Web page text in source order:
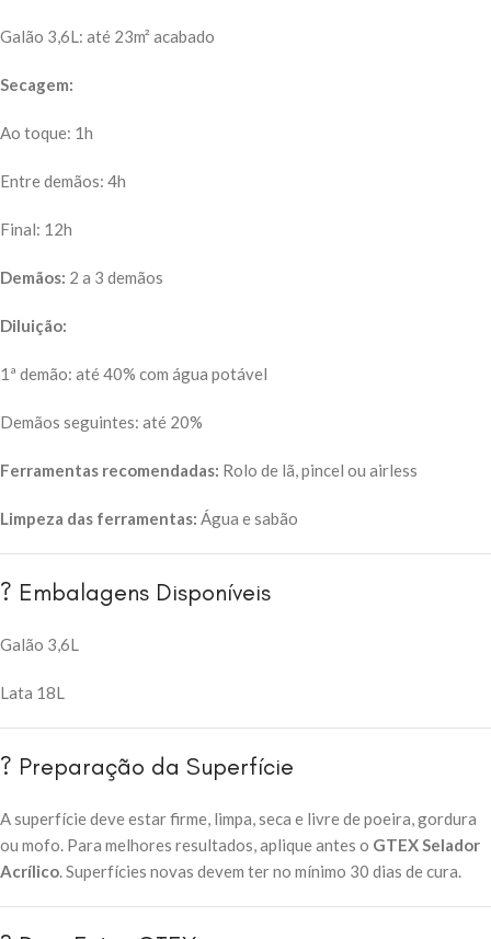
Galão 3,6L: até 23m² acabado
Secagem:
Ao toque: 1h
Entre demãos: 4h
Final: 12h
Demãos: 2 a 3 demãos
Diluição:
1ª demão: até 40% com água potável
Demãos seguintes: até 20%
Ferramentas recomendadas: Rolo de lã, pincel ou airless
Limpeza das ferramentas: Água e sabão
? Embalagens Disponíveis
Galão 3,6L
Lata 18L
?️ Preparação da Superfície
A superfície deve estar firme, limpa, seca e livre de poeira, gordura
ou mofo. Para melhores resultados, aplique antes o GTEX Selador
Acrílico. Superfícies novas devem ter no mínimo 30 dias de cura.